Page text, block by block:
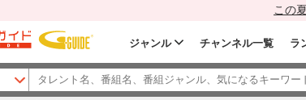
この
ジャンル チャンネル一覧 ラ